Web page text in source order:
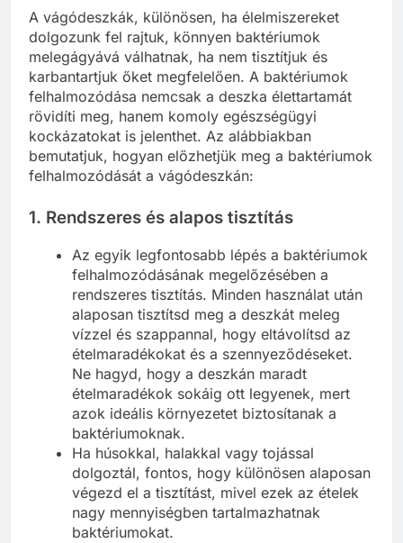
A vágódeszkák, különösen, ha élelmiszereket
dolgozunk fel rajtuk, könnyen baktériumok
melegágyává válhatnak, ha nem tisztítjuk és
karbantartjuk őket megfelelően. A baktériumok
felhalmozódása nemcsak a deszka élettartamát
rövidíti meg, hanem komoly egészségügyi
kockázatokat is jelenthet. Az alábbiakban
bemutatjuk, hogyan előzhetjük meg a baktériumok
felhalmozódását a vágódeszkán:
1. Rendszeres és alapos tisztítás
Az egyik legfontosabb lépés a baktériumok
felhalmozódásának megelőzésében a
rendszeres tisztítás. Minden használat után
alaposan tisztítsd meg a deszkát meleg
vízzel és szappannal, hogy eltávolítsd az
ételmaradékokat és a szennyeződéseket.
Ne hagyd, hogy a deszkán maradt
ételmaradékok sokáig ott legyenek, mert
azok ideális környezetet biztosítanak a
baktériumoknak.
Ha húsokkal, halakkal vagy tojással
dolgoztál, fontos, hogy különösen alaposan
végezd el a tisztítást, mivel ezek az ételek
nagy mennyiségben tartalmazhatnak
baktériumokat.